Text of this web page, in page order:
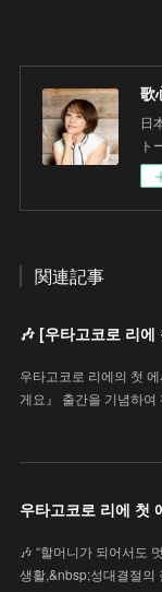
歌
日
ト
関連記事
우타고코로 리에의 첫
게요』 출간을 기념하
🎶 “할머니가 되어서도
생활,&nbsp;성대결절